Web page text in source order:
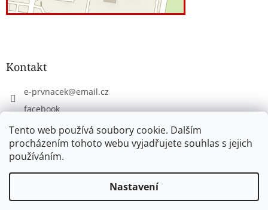
Tento web používá soubory cookie. Dalším
procházením tohoto webu vyjadřujete souhlas s jejich
používáním.
Nastavení
Kontakt
e-prvnacek@email.cz
facebook
eprvnacek